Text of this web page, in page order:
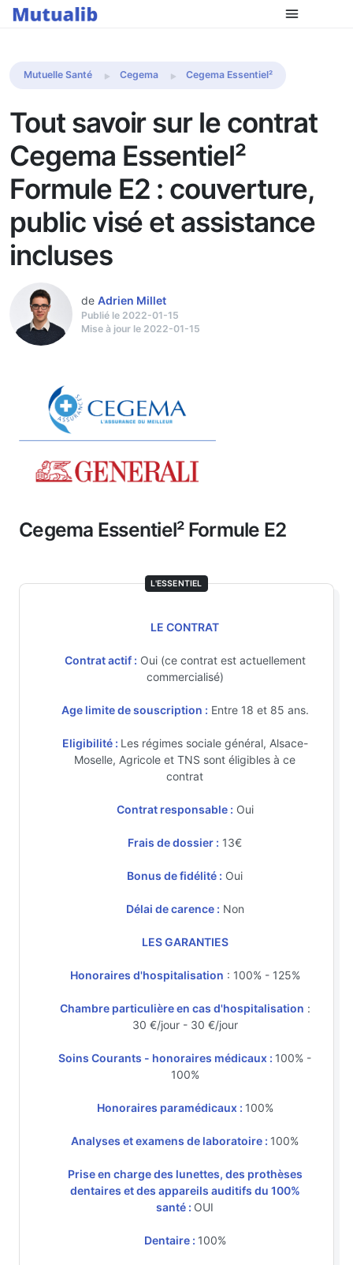
Comparer les mutuelles
Mutuelle Santé Cegema Cegema Essentiel²
Tout savoir sur le contrat
Cegema Essentiel²
Formule E2 : couverture,
public visé et assistance
incluses
de Adrien Millet
Publié le 2022-01-15
Mise à jour le 2022-01-15
Cegema Essentiel² Formule E2
L'ESSENTIEL
LE CONTRAT
Contrat actif : Oui (ce contrat est actuellement
commercialisé)
Age limite de souscription : Entre 18 et 85 ans.
Eligibilité : Les régimes sociale général, Alsace-
Moselle, Agricole et TNS sont éligibles à ce
contrat
Contrat responsable : Oui
Frais de dossier : 13€
Bonus de fidélité : Oui
Délai de carence : Non
LES GARANTIES
Honoraires d'hospitalisation : 100% - 125%
Chambre particulière en cas d'hospitalisation :
30 €/jour - 30 €/jour
Soins Courants - honoraires médicaux : 100% -
100%
Honoraires paramédicaux : 100%
Analyses et examens de laboratoire : 100%
Prise en charge des lunettes, des prothèses
dentaires et des appareils auditifs du 100%
santé : OUI
Dentaire : 100%